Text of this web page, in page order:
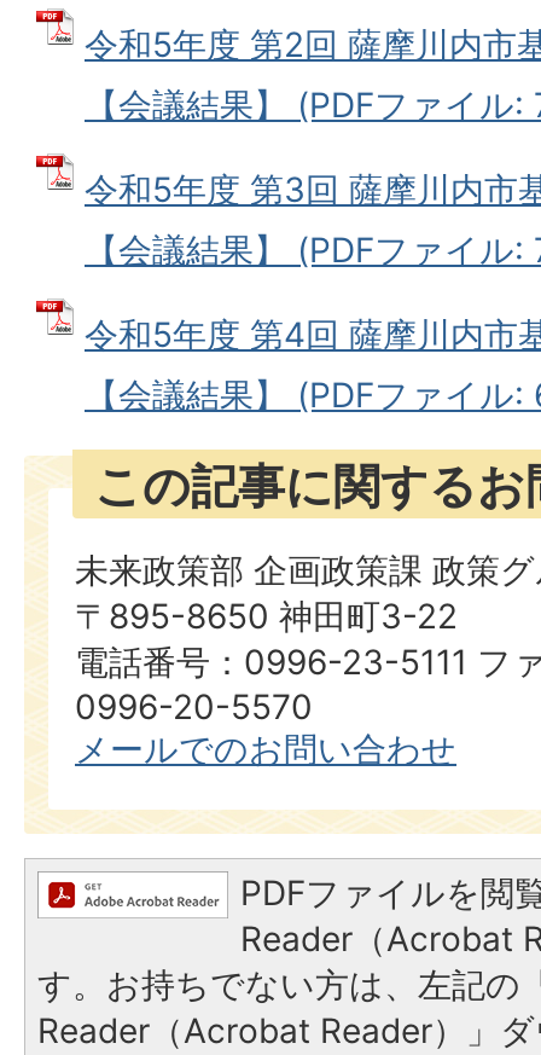
令和5年度 第2回 薩摩川内市
【会議結果】 (PDFファイル:
令和5年度 第3回 薩摩川内市
【会議結果】 (PDFファイル:
令和5年度 第4回 薩摩川内市
【会議結果】 (PDFファイル:
この記事に関する
未来政策部 企画政策課 政策
〒895-8650 神田町3-22
電話番号：0996-23-5111 フ
0996-20-5570
メールでのお問い合わせ
PDFファイルを閲
Reader（Acrobat
す。お持ちでない方は、左記の
Reader（Acrobat Reader）」